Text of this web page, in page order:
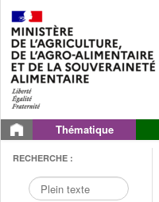
Thématique
RECHERCHE :